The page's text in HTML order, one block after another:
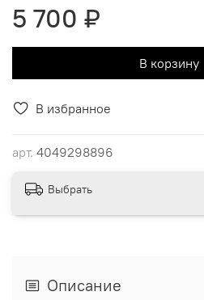
В избранное
арт. 4049298896
5 700 ₽
В корзину
Выбрать
Описание